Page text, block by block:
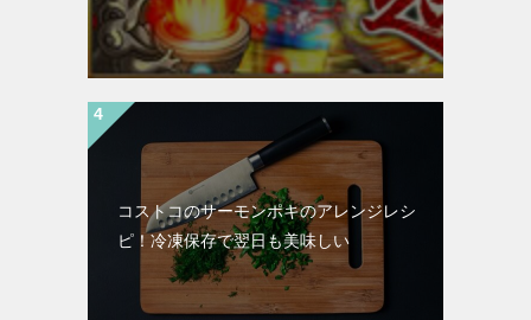
コストコのサーモンポキのアレンジレシ
ピ！冷凍保存で翌日も美味しい